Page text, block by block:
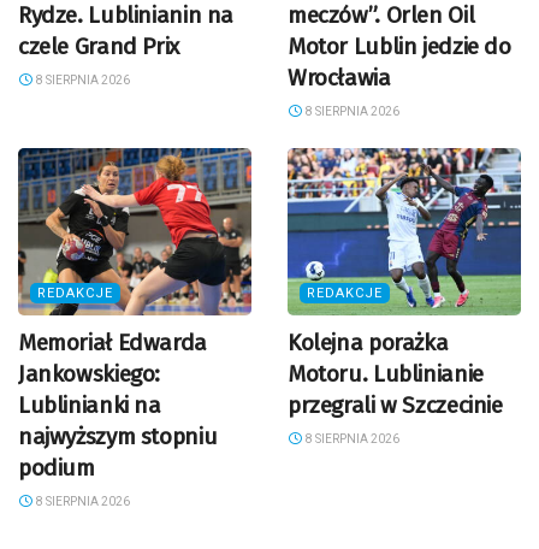
Rydze. Lublinianin na
czele Grand Prix
8 SIERPNIA 2026
meczów”. Orlen Oil
Motor Lublin jedzie do
Wrocławia
8 SIERPNIA 2026
REDAKCJE
Memoriał Edwarda
Jankowskiego:
Lublinianki na
najwyższym stopniu
podium
8 SIERPNIA 2026
REDAKCJE
Kolejna porażka
Motoru. Lublinianie
przegrali w Szczecinie
8 SIERPNIA 2026